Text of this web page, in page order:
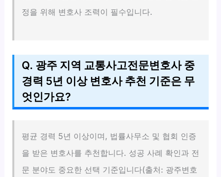
정을 위해 변호사 조력이 필수입니다.
Q. 광주 지역 교통사고전문변호사 중
경력 5년 이상 변호사 추천 기준은 무
엇인가요?
평균 경력 5년 이상이며, 법률사무소 및 협회 인증
을 받은 변호사를 추천합니다. 성공 사례 확인과 전
문 분야도 중요한 선택 기준입니다(출처: 광주변호